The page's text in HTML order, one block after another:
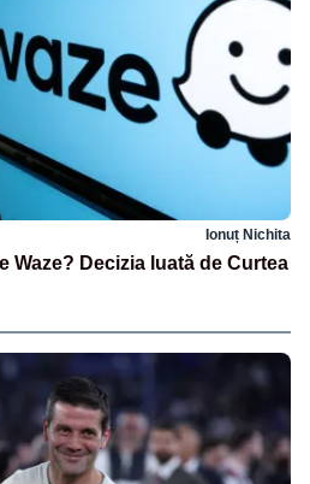
Ionuț Nichita
Waze? Decizia luată de Curtea